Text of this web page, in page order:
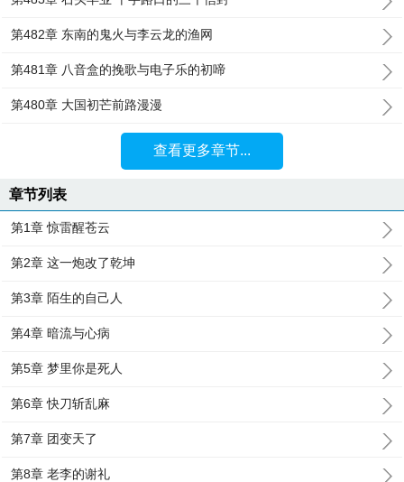
第482章 东南的鬼火与李云龙的渔网
第481章 八音盒的挽歌与电子乐的初啼
第480章 大国初芒前路漫漫
查看更多章节...
章节列表
第1章 惊雷醒苍云
第2章 这一炮改了乾坤
第3章 陌生的自己人
第4章 暗流与心病
第5章 梦里你是死人
第6章 快刀斩乱麻
第7章 团变天了
第8章 老李的谢礼